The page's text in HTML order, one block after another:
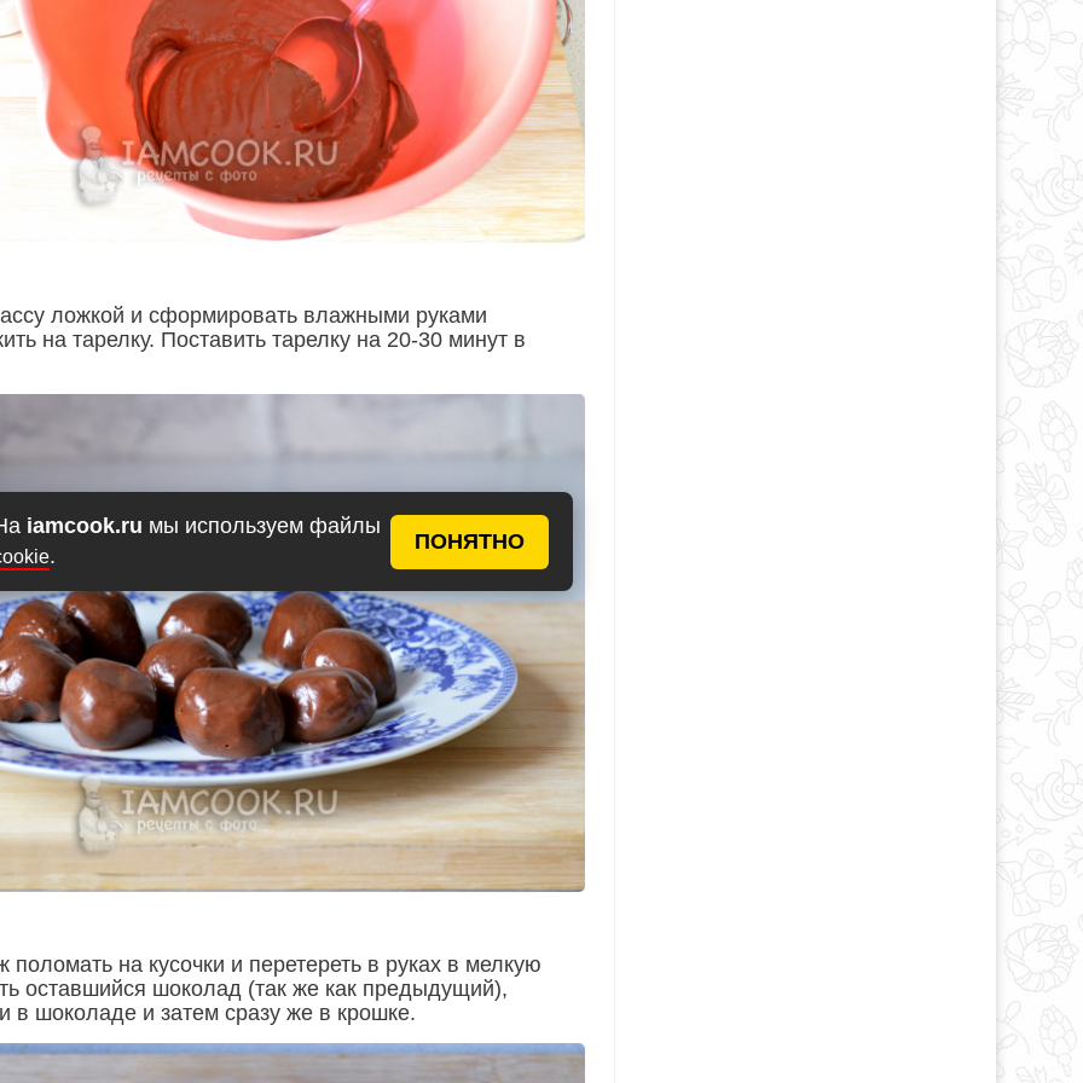
iamcook.ru мы используем файлы
.
ПОНЯТНО
ложкой и сформировать влажными руками
на тарелку. Поставить тарелку на 20-30 минут в
на кусочки и перетереть в руках в мелкую
оставшийся шоколад (так же как предыдущий),
в шоколаде и затем сразу же в крошке.